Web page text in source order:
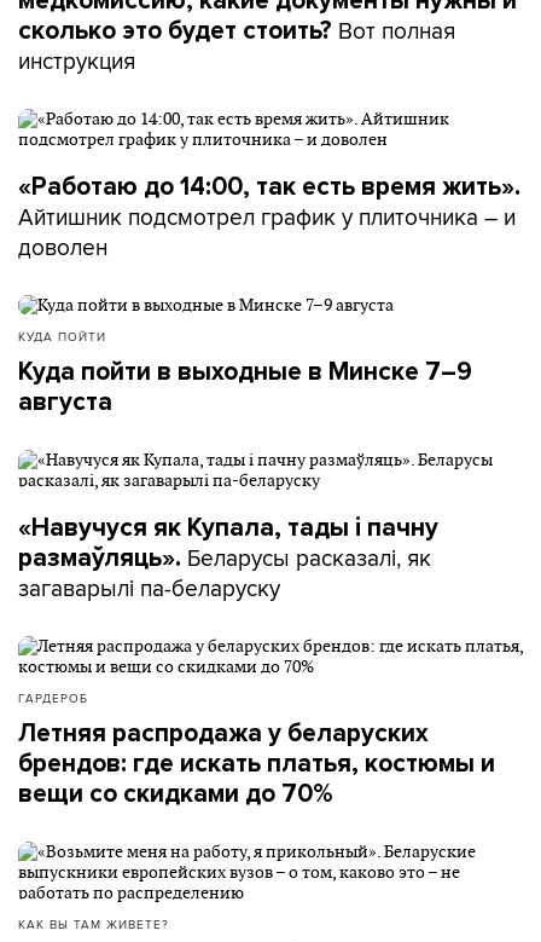
сколько это будет стоить? Вот полная
инструкция
«Работаю до 14:00, так есть время жить».
Айтишник подсмотрел график у плиточника – и
доволен
КУДА ПОЙТИ
Куда пойти в выходные в Минске 7–9
августа
«Навучуся як Купала, тады і пачну
размаўляць». Беларусы расказалі, як
загаварылі па-беларуску
ГАРДЕРОБ
Летняя распродажа у беларуских
брендов: где искать платья, костюмы и
вещи со скидками до 70%
КАК ВЫ ТАМ ЖИВЕТЕ?